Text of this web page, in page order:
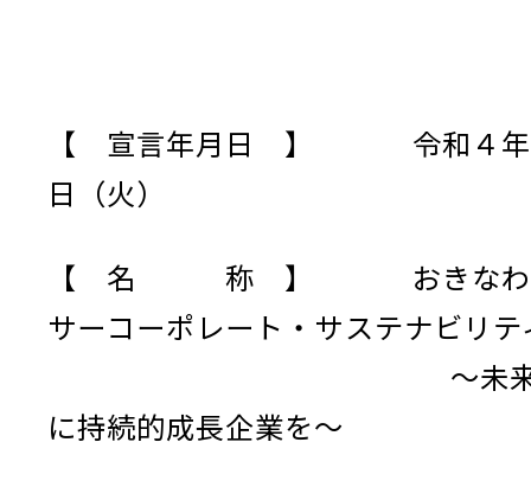
【 宣言年月日 】 令和４年
日（火）
【 名 称 】 おきなわ
サーコーポレート・サステナビリテ
～未来の
に持続的成長企業を～